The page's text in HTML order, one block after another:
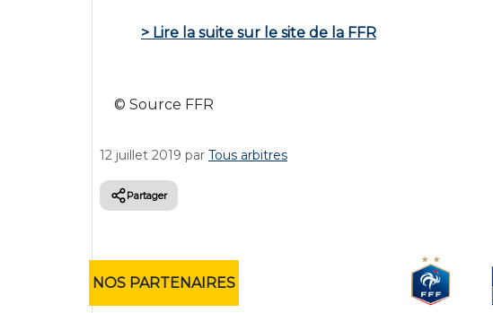
> Lire la suite sur le site de la FFR
© Source FFR
12 juillet 2019 par Tous arbitres
Partager
NOS PARTENAIRES